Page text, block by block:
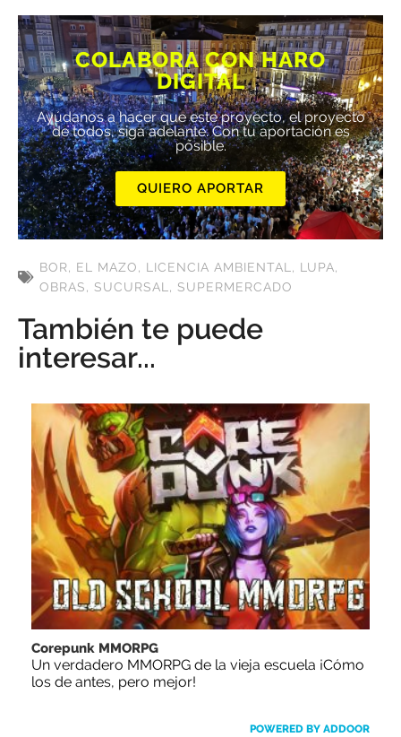
COLABORA CON HARO
DIGITAL
Ayúdanos a hacer que este proyecto, el proyecto
de todos, siga adelante. Con tu aportación es
posible.
QUIERO APORTAR
BOR, EL MAZO, LICENCIA AMBIENTAL, LUPA,
OBRAS, SUCURSAL, SUPERMERCADO
También te puede
interesar...
Corepunk MMORPG
Un verdadero MMORPG de la vieja escuela ¡Cómo
los de antes, pero mejor!
POWERED BY ADDOOR